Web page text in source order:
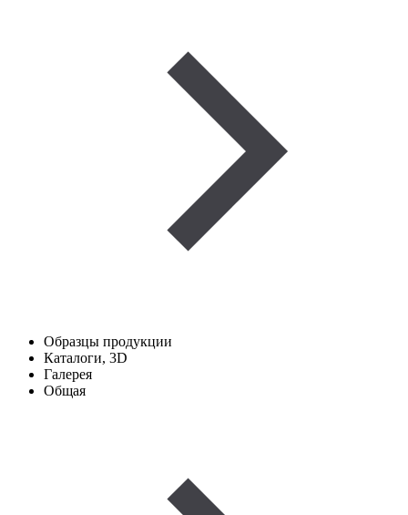
Образцы продукции
Каталоги, 3D
Галерея
Общая